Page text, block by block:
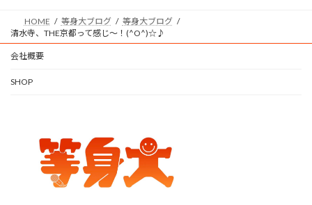
HOME 等身大ブログ
等身大ブログ
清水寺、THE京都って感じ～！(^O^)☆♪
会社概要
SHOP